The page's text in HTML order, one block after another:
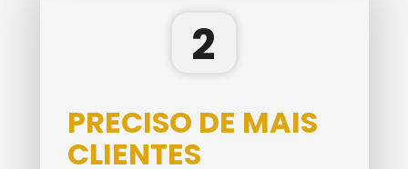
2
PRECISO DE MAIS
CLIENTES